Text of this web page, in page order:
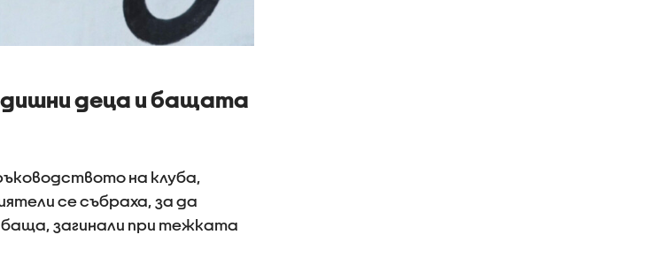
деца и бащата
на клуба,
се събраха, за да
баща, загинали при тежката